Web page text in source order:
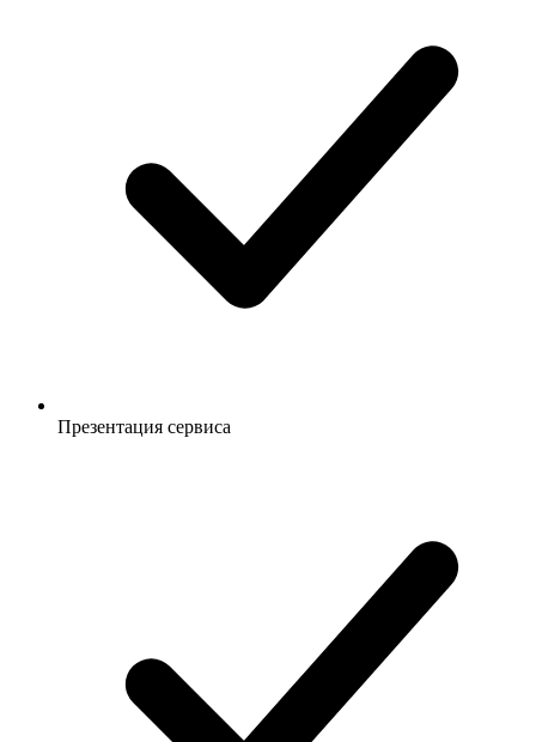
Презентация сервиса